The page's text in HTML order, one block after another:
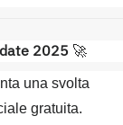
2025 🚀
una svolta
gratuita.